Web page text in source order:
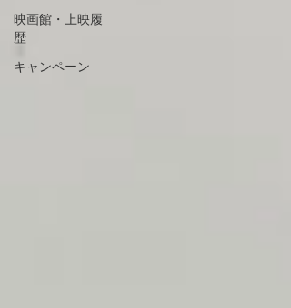
映画館・上映履
歴
キャンペーン